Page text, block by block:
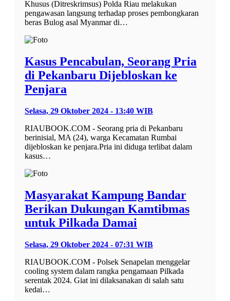
Khusus (Ditreskrimsus) Polda Riau melakukan
pengawasan langsung terhadap proses pembongkaran
beras Bulog asal Myanmar di…
Kasus Pencabulan, Seorang Pria
di Pekanbaru Dijebloskan ke
Penjara
Selasa, 29 Oktober 2024 - 13:40 WIB
RIAUBOOK.COM - Seorang pria di Pekanbaru
berinisial, MA (24), warga Kecamatan Rumbai
dijebloskan ke penjara.Pria ini diduga terlibat dalam
kasus…
Masyarakat Kampung Bandar
Berikan Dukungan Kamtibmas
untuk Pilkada Damai
Selasa, 29 Oktober 2024 - 07:31 WIB
RIAUBOOK.COM - Polsek Senapelan menggelar
cooling system dalam rangka pengamaan Pilkada
serentak 2024. Giat ini dilaksanakan di salah satu
kedai…